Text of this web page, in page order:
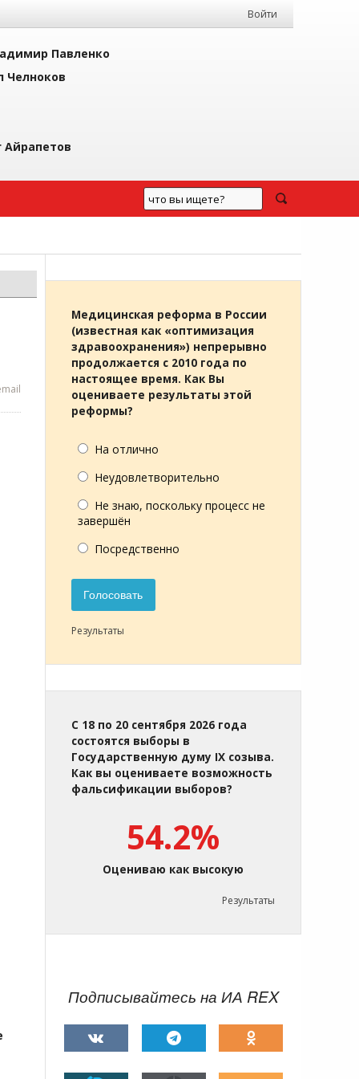
Войти
Павленко
Челноков
Айрапетов
Медицинская реформа в России
(известная как «оптимизация
здравоохранения») непрерывно
продолжается с 2010 года по
настоящее время. Как Вы
оцениваете результаты этой
реформы?
На отлично
Неудовлетворительно
Не знаю, поскольку процесс не
завершён
Посредственно
Голосовать
Результаты
С 18 по 20 сентября 2026 года
состоятся выборы в
Государственную думу IX созыва.
Как вы оцениваете возможность
фальсификации выборов?
54.2%
Оцениваю как высокую
Результаты
Подписывайтесь на ИА REX